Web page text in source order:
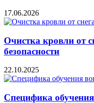
17.06.2026
Очистка кровли от
безопасности
22.10.2025
Специфика